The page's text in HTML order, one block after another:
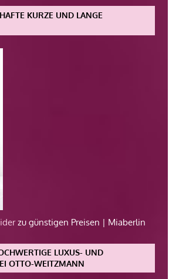
KURZE UND LANGE
zu günstigen Preisen | Miaberlin
LUXUS- UND
OTTO-WEITZMANN